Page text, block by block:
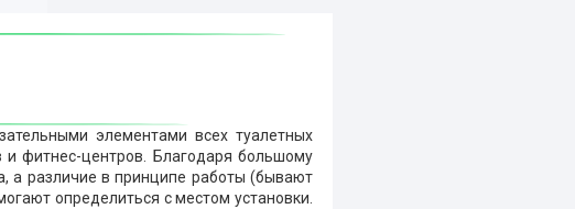
элементами всех туалетных
фитнес-центров. Благодаря большому
а различие в принципе работы (бывают
определиться с местом установки.